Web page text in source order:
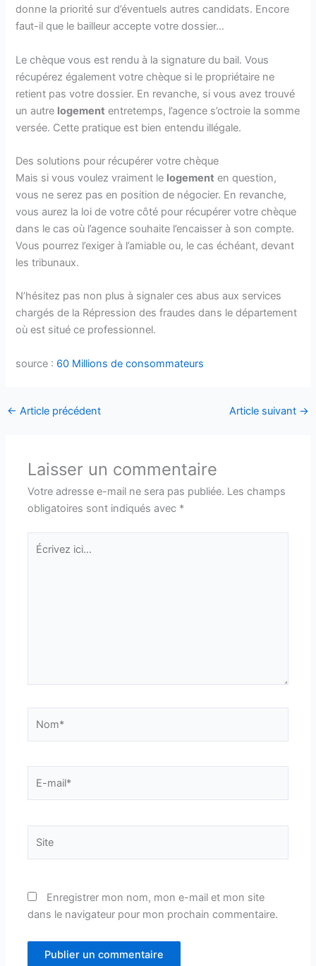
donne la priorité sur d’éventuels autres candidats. Encore
faut-il que le bailleur accepte votre dossier…
Le chèque vous est rendu à la signature du bail. Vous
récupérez également votre chèque si le propriétaire ne
retient pas votre dossier. En revanche, si vous avez trouvé
un autre logement entretemps, l’agence s’octroie la somme
versée. Cette pratique est bien entendu illégale.
Des solutions pour récupérer votre chèque
Mais si vous voulez vraiment le logement en question,
vous ne serez pas en position de négocier. En revanche,
vous aurez la loi de votre côté pour récupérer votre chèque
dans le cas où l’agence souhaite l’encaisser à son compte.
Vous pourrez l’exiger à l’amiable ou, le cas échéant, devant
les tribunaux.
N’hésitez pas non plus à signaler ces abus aux services
chargés de la Répression des fraudes dans le département
où est situé ce professionnel.
source : 60 Millions de consommateurs
← Article précédent Article suivant →
Laisser un commentaire
Votre adresse e-mail ne sera pas publiée. Les champs
obligatoires sont indiqués avec *
Écrivez
ici…
Enregistrer mon nom, mon e-mail et mon site
dans le navigateur pour mon prochain commentaire.